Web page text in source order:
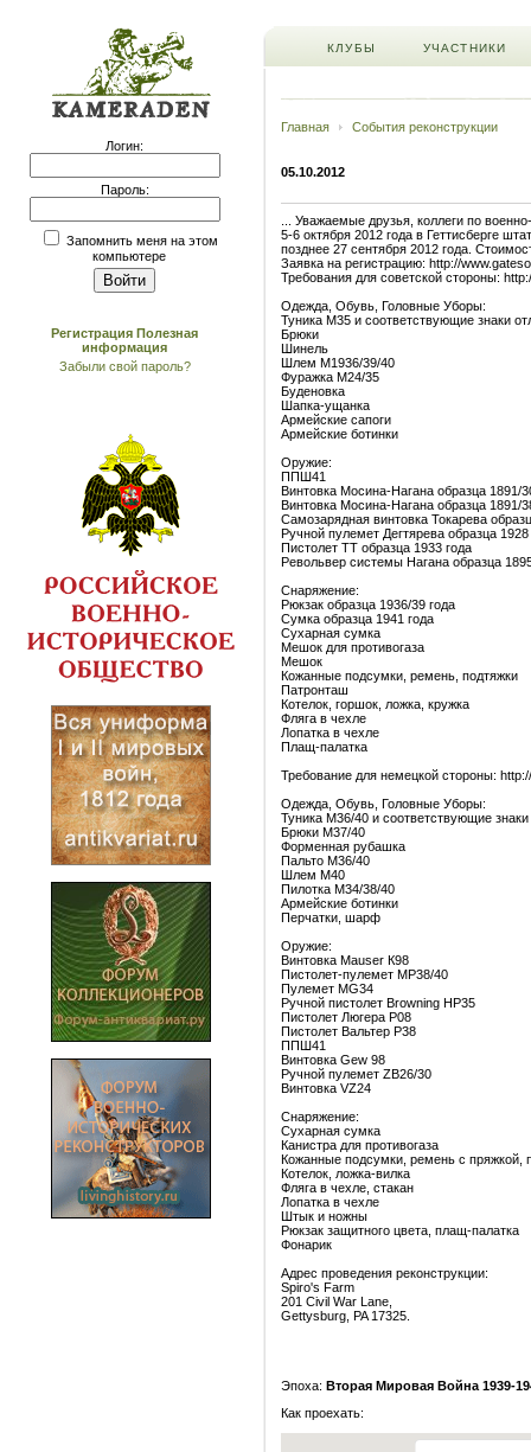
Логин:
Пароль:
Запомнить меня на этом
компьютере
Регистрация Полезная
информация
Забыли свой пароль?
КЛУБЫ УЧАСТНИКИ
Главная События реконструкции
05.10.2012
... Уважаемые друзья, коллеги по
5-6 октября 2012 года в Геттисберге
позднее 27 сентября 2012 года.
Заявка на регистрацию: http://
Требования для советской стороны:
Одежда, Обувь, Головные Уборы:
Туника M35 и
Шлем
Фуражка
Шапка-ущанка
Армейские сапоги
Армейские ботинки
Оружие:
ППШ41
Винтовка Мосина-Нагана образца 1891/
Винтовка Мосина-Нагана образца 1891/
Самозарядная винтовка Токарева
Ручной пулемет Дегтярева образца 1928
Пистолет ТТ образца 1933 года
Револьвер системы Нагана образца
Снаряжение:
Рюкзак образца 1936/39 года
Сумка образца 1941 года
Сухарная сумка
Мешок для противогаза
Мешок
Кожанные подсумки, ремень, подтяжки
Патронташ
Котелок, горшок, ложка, кружка
Фляга в чехле
Лопатка в чехле
Плащ-палатка
Требование для немецкой стороны:
Одежда, Обувь, Головные Уборы:
Туника M36/40 и
Брюки
Пальто
Шлем
Пилотка
Армейские ботинки
Перчатки, шарф
Оружие:
Винтовка Mauser К98
Пистолет-пулемет MP38/40
Пулемет MG34
Ручной пистолет Browning HP35
Пистолет Люгера P08
Пистолет Вальтер P38
ППШ41
Винтовка Gew 98
Ручной пулемет ZB26/30
Винтовка VZ24
Снаряжение:
Сухарная сумка
Канистра для противогаза
Кожанные подсумки, ремень с пряжкой,
Котелок, ложка-вилка
Фляга в чехле, стакан
Лопатка в чехле
Штык и ножны
Рюкзак защитного цвета, плащ-палатка
Фонарик
Адрес проведения реконструкции:
Spiro's Farm
201 Civil War Lane,
Gettysburg, PA 17325.
Эпоха: Вторая Мировая Война 1939-
Как проехать: